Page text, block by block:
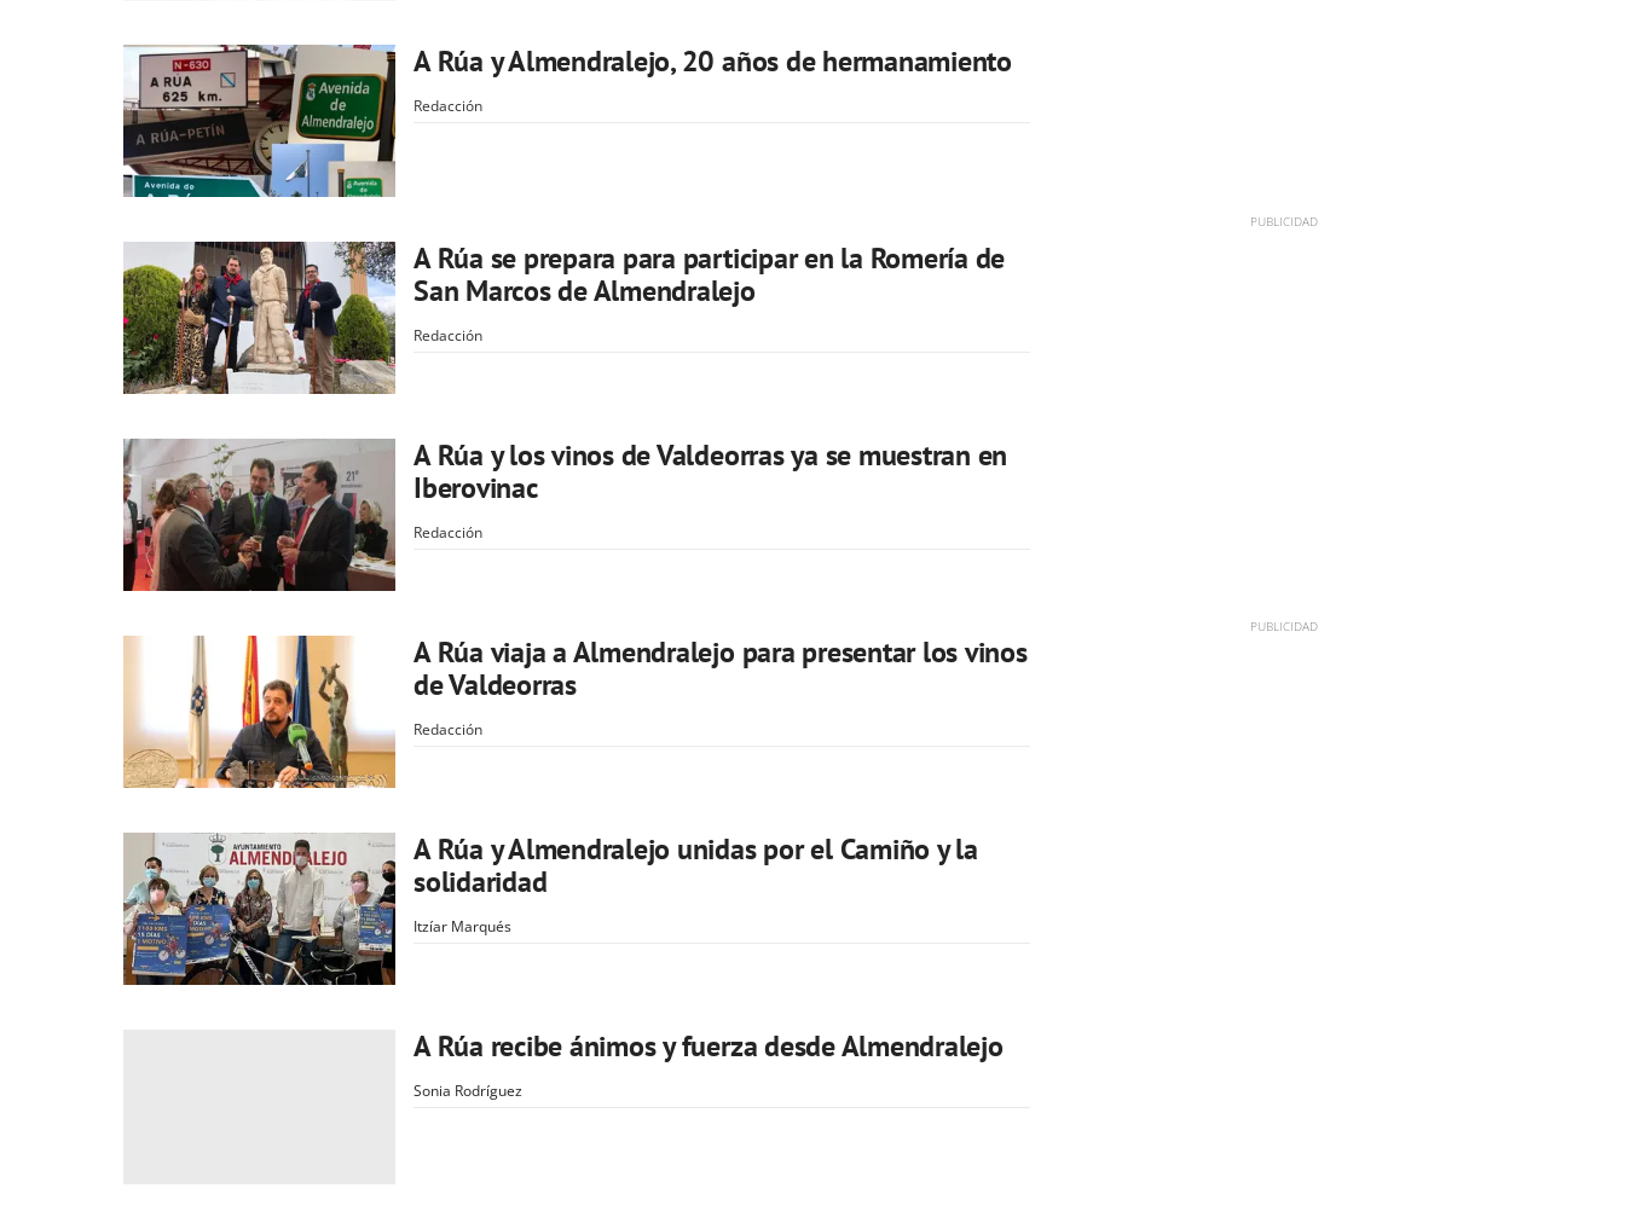
A Rúa y Almendralejo, 20 años de hermanamiento
Redacción
A Rúa se prepara para participar en la Romería de
San Marcos de Almendralejo
Redacción
A Rúa y los vinos de Valdeorras ya se muestran en
Iberovinac
Redacción
A Rúa viaja a Almendralejo para presentar los vinos
de Valdeorras
Redacción
A Rúa y Almendralejo unidas por el Camiño y la
solidaridad
Itzíar Marqués
A Rúa recibe ánimos y fuerza desde Almendralejo
Sonia Rodríguez